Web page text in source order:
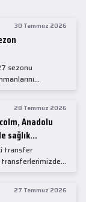
30 Temmuz 2026
sezonu
28 Temmuz 2026
Anadolu
sağlık
transfer
transferlerimizden
Anadolu Sağlık
27 Temmuz 2026